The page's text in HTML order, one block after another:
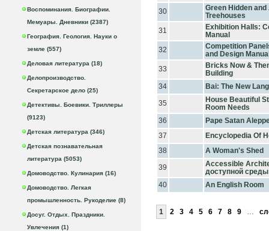
Воспоминания. Биографии.
Мемуары. Дневники (2387)
География. Геология. Науки о
земле (557)
Деловая литература (18)
Делопроизводство.
Секретарское дело (25)
Детективы. Боевики. Триллеры
(9123)
Детская литература (346)
Детская познавательная
литература (5053)
Домоводство. Кулинария (16)
Домоводство. Легкая
промышленность. Рукоделие (8)
Досуг. Отдых. Праздники.
Увлечения (1)
30
Green Hidden
Treehouses
31
Exhibition Halls:
Manual
32
Competition
and Design
33
Bricks Now &
Building
34
Bai: The New
35
House Beautiful
Room Needs
36
Pape Satan
37
Encyclopedia Of
38
A Woman's Shed
39
Accessible
доступной среды
40
An English Room
1 2 3 4 5 6 7 8 9 …